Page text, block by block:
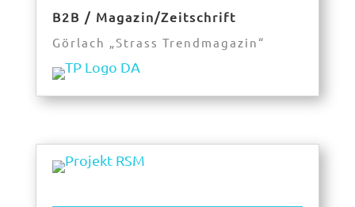
B2B / Magazin/Zeitschrift
Görlach „Strass Trendmagazin“